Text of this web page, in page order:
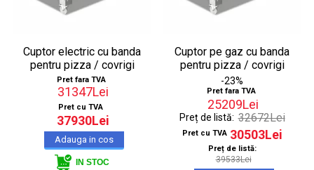
Cuptor electric cu banda
pentru pizza / covrigi
Pret fara TVA
31347Lei
Pret cu TVA
37930Lei
IN STOC
Cuptor pe gaz cu banda
pentru pizza / covrigi
-23%
Pret fara TVA
25209Lei
Preț de listă: 32672Lei
Pret cu TVA 30503Lei
Preț de listă:
39533Lei